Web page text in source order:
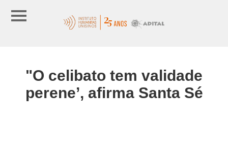
"O celibato tem validade
perene’, afirma Santa Sé